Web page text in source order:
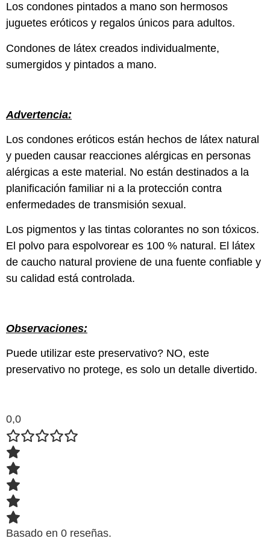
Los condones pintados a mano son hermosos
juguetes eróticos y regalos únicos para adultos.
Condones de látex creados individualmente,
sumergidos y pintados a mano.
Advertencia:
Los condones eróticos están hechos de látex natural
y pueden causar reacciones alérgicas en personas
alérgicas a este material. No están destinados a la
planificación familiar ni a la protección contra
enfermedades de transmisión sexual.
Los pigmentos y las tintas colorantes no son tóxicos.
El polvo para espolvorear es 100 % natural. El látex
de caucho natural proviene de una fuente confiable y
su calidad está controlada.
Observaciones:
Puede utilizar este preservativo? NO, este
preservativo no protege, es solo un detalle divertido.
0,0
Basado en 0 reseñas.